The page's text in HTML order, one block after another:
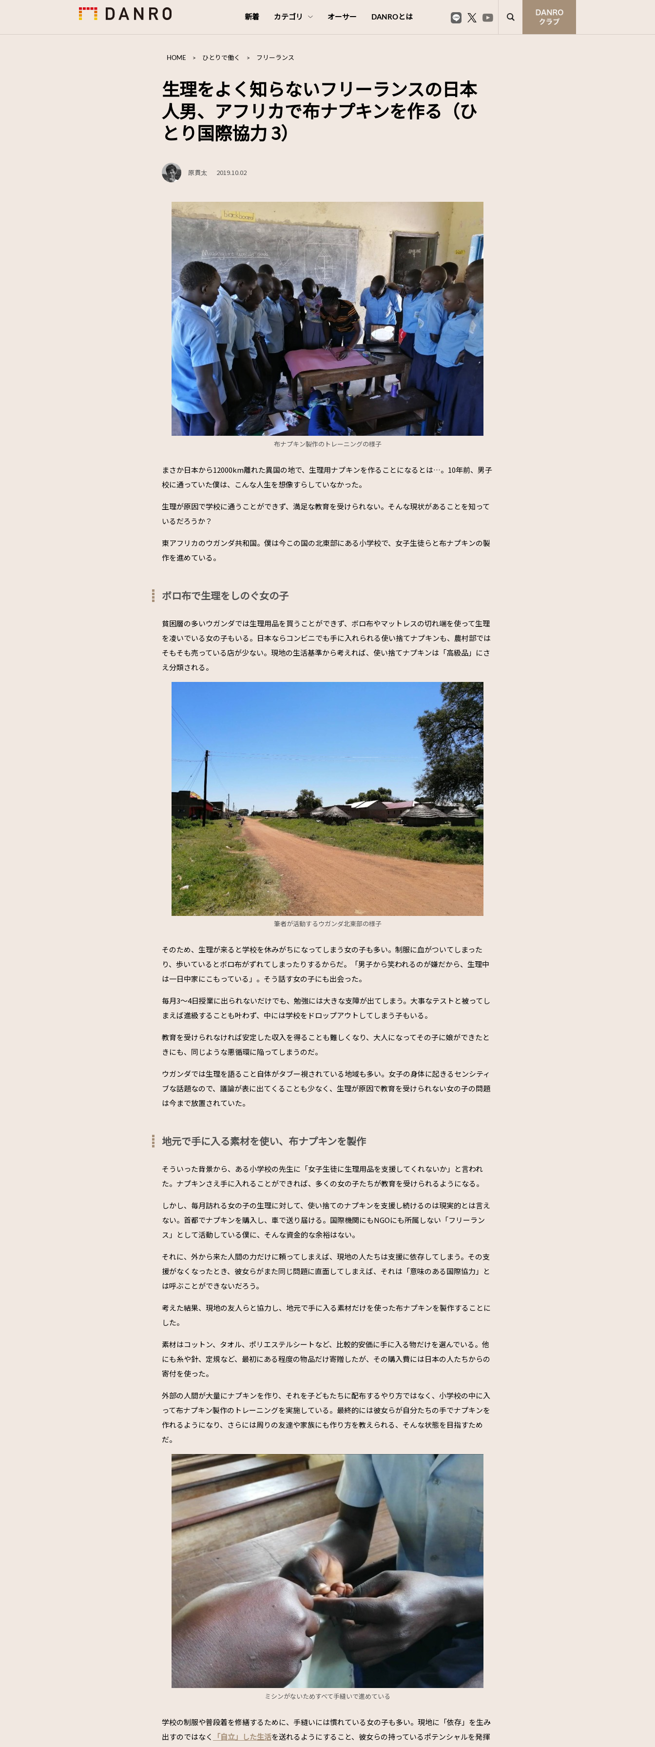
新着 カテゴリ オーサー DANROとは
HOME > ひとりで働く > フリーランス
生理をよく知らないフリーランスの日本
人男、アフリカで布ナプキンを作る（ひ
とり国際協力 3）
原貫太 2019.10.02
布ナプキン製作のトレーニングの様子
まさか日本から12000km離れた異国の地で、生理用ナプキンを作ることになるとは…。10年前、男子
校に通っていた僕は、こんな人生を想像すらしていなかった。
生理が原因で学校に通うことができず、満足な教育を受けられない。そんな現状があることを知って
いるだろうか？
東アフリカのウガンダ共和国。僕は今この国の北東部にある小学校で、女子生徒らと布ナプキンの製
作を進めている。
ボロ布で生理をしのぐ女の子
貧困層の多いウガンダでは生理用品を買うことができず、ボロ布やマットレスの切れ端を使って生理
を凌いでいる女の子もいる。日本ならコンビニでも手に入れられる使い捨てナプキンも、農村部では
そもそも売っている店が少ない。現地の生活基準から考えれば、使い捨てナプキンは「高級品」にさ
え分類される。
筆者が活動するウガンダ北東部の様子
そのため、生理が来ると学校を休みがちになってしまう女の子も多い。制服に血がついてしまった
り、歩いているとボロ布がずれてしまったりするからだ。「男子から笑われるのが嫌だから、生理中
は一日中家にこもっている」。そう話す女の子にも出会った。
毎月3～4日授業に出られないだけでも、勉強には大きな支障が出てしまう。大事なテストと被ってし
まえば進級することも叶わず、中には学校をドロップアウトしてしまう子もいる。
教育を受けられなければ安定した収入を得ることも難しくなり、大人になってその子に娘ができたと
きにも、同じような悪循環に陥ってしまうのだ。
ウガンダでは生理を語ること自体がタブー視されている地域も多い。女子の身体に起きるセンシティ
ブな話題なので、議論が表に出てくることも少なく、生理が原因で教育を受けられない女の子の問題
は今まで放置されていた。
地元で手に入る素材を使い、布ナプキンを製作
そういった背景から、ある小学校の先生に「女子生徒に生理用品を支援してくれないか」と言われ
た。ナプキンさえ手に入れることができれば、多くの女の子たちが教育を受けられるようになる。
しかし、毎月訪れる女の子の生理に対して、使い捨てのナプキンを支援し続けるのは現実的とは言え
ない。首都でナプキンを購入し、車で送り届ける。国際機関にもNGOにも所属しない「フリーラン
ス」として活動している僕に、そんな資金的な余裕はない。
それに、外から来た人間の力だけに頼ってしまえば、現地の人たちは支援に依存してしまう。その支
援がなくなったとき、彼女らがまた同じ問題に直面してしまえば、それは「意味のある国際協力」と
は呼ぶことができないだろう。
考えた結果、現地の友人らと協力し、地元で手に入る素材だけを使った布ナプキンを製作することに
した。
素材はコットン、タオル、ポリエステルシートなど、比較的安価に手に入る物だけを選んでいる。他
にも糸や針、定規など、最初にある程度の物品だけ寄贈したが、その購入費には日本の人たちからの
寄付を使った。
外部の人間が大量にナプキンを作り、それを子どもたちに配布するやり方ではなく、小学校の中に入
って布ナプキン製作のトレーニングを実施している。最終的には彼女らが自分たちの手でナプキンを
作れるようになり、さらには周りの友達や家族にも作り方を教えられる、そんな状態を目指すため
だ。
ミシンがないためすべて手縫いで進めている
学校の制服や普段着を修繕するために、手縫いには慣れている女の子も多い。現地に「依存」を生み
出すのではなく
「自立」した生活を送れるようにすること、彼女らの持っているポテンシャルを発揮